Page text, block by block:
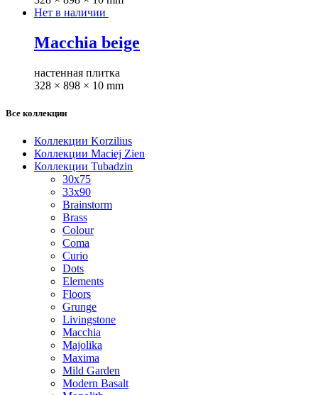
Нет в наличии
Macchia beige
настенная плитка
328 × 898 × 10 mm
Все коллекции
Коллекции Korzilius
Коллекции Maciej Zien
Коллекции Tubadzin
30x75
33x90
Brainstorm
Brass
Colour
Coma
Curio
Dots
Elements
Floors
Grunge
Livingstone
Macchia
Majolika
Maxima
Mild Garden
Modern Basalt